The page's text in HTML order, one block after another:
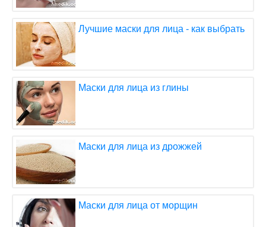
Лучшие маски для лица - как выбрать
Маски для лица из глины
Маски для лица из дрожжей
Маски для лица от морщин